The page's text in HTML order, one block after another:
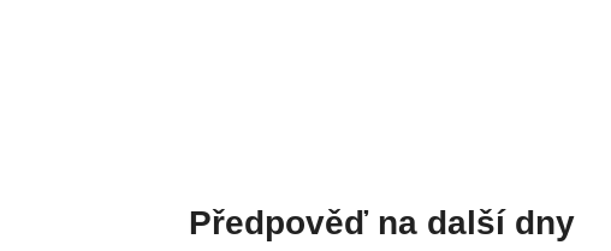
Předpověď na další dny